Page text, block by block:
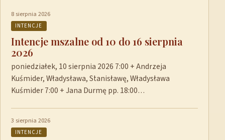
8 sierpnia 2026
INTENCJE
Intencje mszalne od 10 do 16 sierpnia
2026
poniedziałek, 10 sierpnia 2026 7:00 + Andrzeja
Kuśmider, Władysława, Stanisławę, Władysława
Kuśmider 7:00 + Jana Durmę pp. 18:00…
3 sierpnia 2026
INTENCJE